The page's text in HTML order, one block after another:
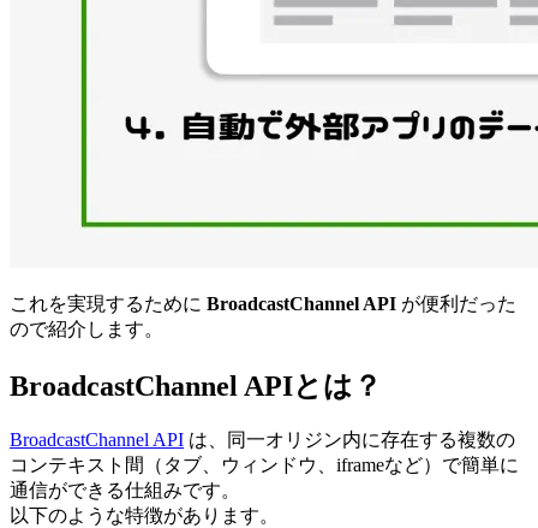
これを実現するために BroadcastChannel API が便利だった
ので紹介します。
BroadcastChannel APIとは？
BroadcastChannel API は、同一オリジン内に存在する複数の
コンテキスト間（タブ、ウィンドウ、iframeなど）で簡単に
通信ができる仕組みです。
以下のような特徴があります。